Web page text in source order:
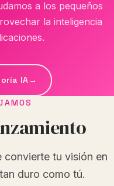
a los pequeños
la inteligencia
IA→
tu visión en
duro como tú.